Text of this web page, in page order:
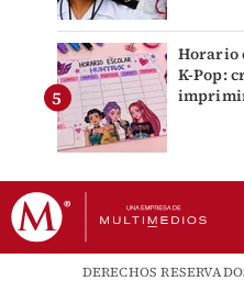
Horario
K-Pop:
DERECHOS